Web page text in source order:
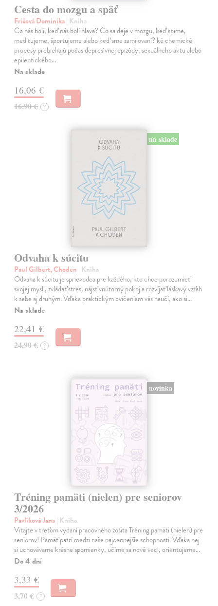
Cesta do mozgu a späť
Fričová Dominika| Kniha
Čo nás bolí, keď nás bolí hlava? Čo sa deje v mozgu, keď spíme,
meditujeme, športujeme alebo keď sme zamilovaní? ké chemické
procesy prebiehajú počas depresívnej epizódy, sexuálneho aktu alebo
epileptického…
Na sklade
16,06 €
16,90 € ?
na sklade
Odvaha k súcitu
Paul Gilbert, Choden | Kniha
Odvaha k súcitu je sprievodca pre každého, kto chce porozumieť
svojej mysli, zvládať stres, nájsť vnútorný pokoj a rozvíjať láskavý vzťah
k sebe aj druhým. Vďaka praktickým cvičeniam vás naučí, ako si…
Na sklade
22,41 €
24,90 € ?
novinka
Tréning pamäti (nielen) pre seniorov
3/2026
Pavlíková Jana| Kniha
Vitajte v treťom vydaní pracovného zošita Tréning pamäti (nielen) pre
seniorov! Pamäť patrí medzi naše najcennejšie schopnosti. Vďaka nej
si uchovávame krásne spomienky, učíme sa nové veci, orientujeme…
Do 4 dní
3,33 €
3,70 € ?